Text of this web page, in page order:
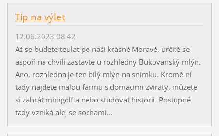
Tip na výlet
12.06.2023 08:42
Až se budete toulat po naší krásné Moravě, určitě se
aspoň na chvíli zastavte u rozhledny Bukovanský mlýn.
Ano, rozhledna je ten bílý mlýn na snímku. Kromě ní
tady najdete malou farmu s domácími zvířaty, můžete
si zahrát minigolf a nebo studovat historii. Postupně
tady vzniká alej se sochami...